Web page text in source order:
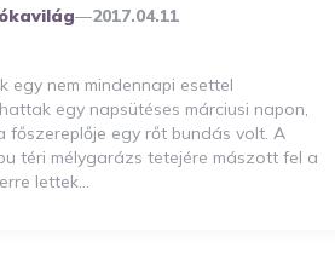
2017.04.11
egy nem mindennapi esettel
egy napsütéses márciusi napon,
főszereplője egy rőt bundás volt. A
téri mélygarázs tetejére mászott fel a
lettek…